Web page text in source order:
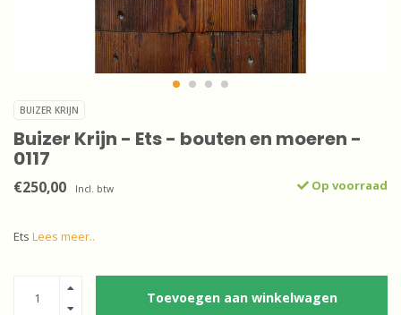
BUIZER KRIJN
Buizer Krijn - Ets - bouten en moeren -
0117
€250,00 Incl. btw Op voorraad
Ets Lees meer..
Toevoegen aan winkelwagen